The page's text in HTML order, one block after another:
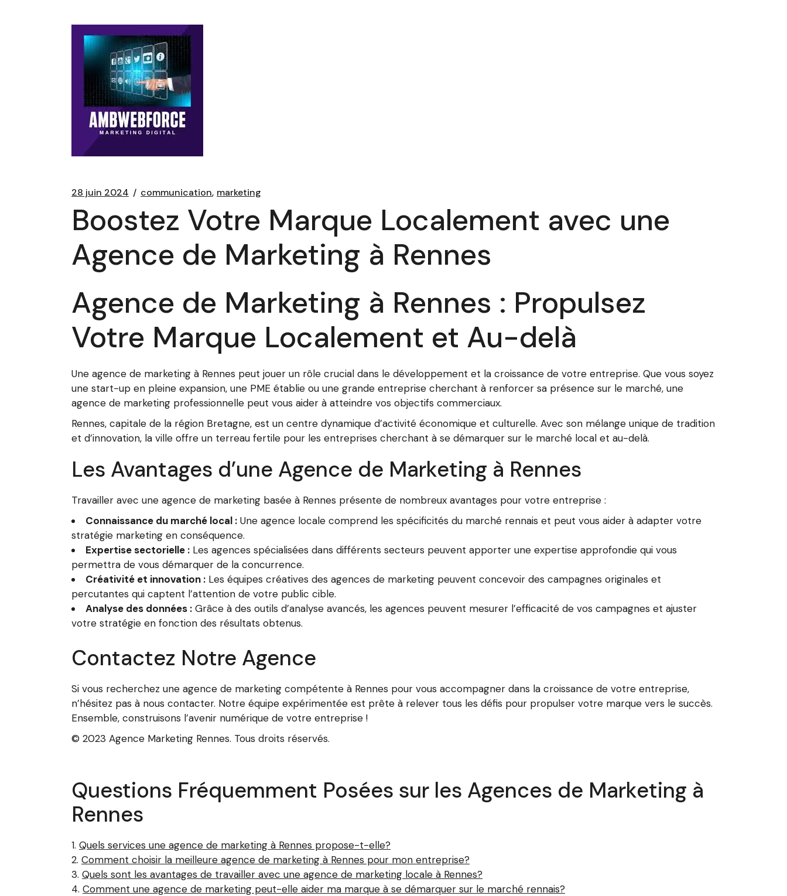
28 juin 2024 communication marketing
Boostez Votre Marque Localement avec une
Agence de Marketing à Rennes
Agence de Marketing à Rennes : Propulsez
Votre Marque Localement et Au-delà
Une agence de marketing à Rennes peut jouer un rôle crucial dans le développement et la croissance de votre entreprise. Que vous soyez
une start-up en pleine expansion, une PME établie ou une grande entreprise cherchant à renforcer sa présence sur le marché, une
agence de marketing professionnelle peut vous aider à atteindre vos objectifs commerciaux.
Rennes, capitale de la région Bretagne, est un centre dynamique d’activité économique et culturelle. Avec son mélange unique de tradition
et d’innovation, la ville offre un terreau fertile pour les entreprises cherchant à se démarquer sur le marché local et au-delà.
Les Avantages d’une Agence de Marketing à Rennes
Travailler avec une agence de marketing basée à Rennes présente de nombreux avantages pour votre entreprise :
Connaissance du marché local : Une agence locale comprend les spécificités du marché rennais et peut vous aider à adapter votre
stratégie marketing en conséquence.
Expertise sectorielle : Les agences spécialisées dans différents secteurs peuvent apporter une expertise approfondie qui vous
permettra de vous démarquer de la concurrence.
Créativité et innovation : Les équipes créatives des agences de marketing peuvent concevoir des campagnes originales et
percutantes qui captent l’attention de votre public cible.
Analyse des données : Grâce à des outils d’analyse avancés, les agences peuvent mesurer l’efficacité de vos campagnes et ajuster
votre stratégie en fonction des résultats obtenus.
Contactez Notre Agence
Si vous recherchez une agence de marketing compétente à Rennes pour vous accompagner dans la croissance de votre entreprise,
n’hésitez pas à nous contacter. Notre équipe expérimentée est prête à relever tous les défis pour propulser votre marque vers le succès.
Ensemble, construisons l’avenir numérique de votre entreprise !
© 2023 Agence Marketing Rennes. Tous droits réservés.
Questions Fréquemment Posées sur les Agences de Marketing à
Rennes
Quels services une agence de marketing à Rennes propose-t-elle?
Comment choisir la meilleure agence de marketing à Rennes pour mon entreprise?
Quels sont les avantages de travailler avec une agence de marketing locale à Rennes?
Comment une agence de marketing peut-elle aider ma marque à se démarquer sur le marché rennais?